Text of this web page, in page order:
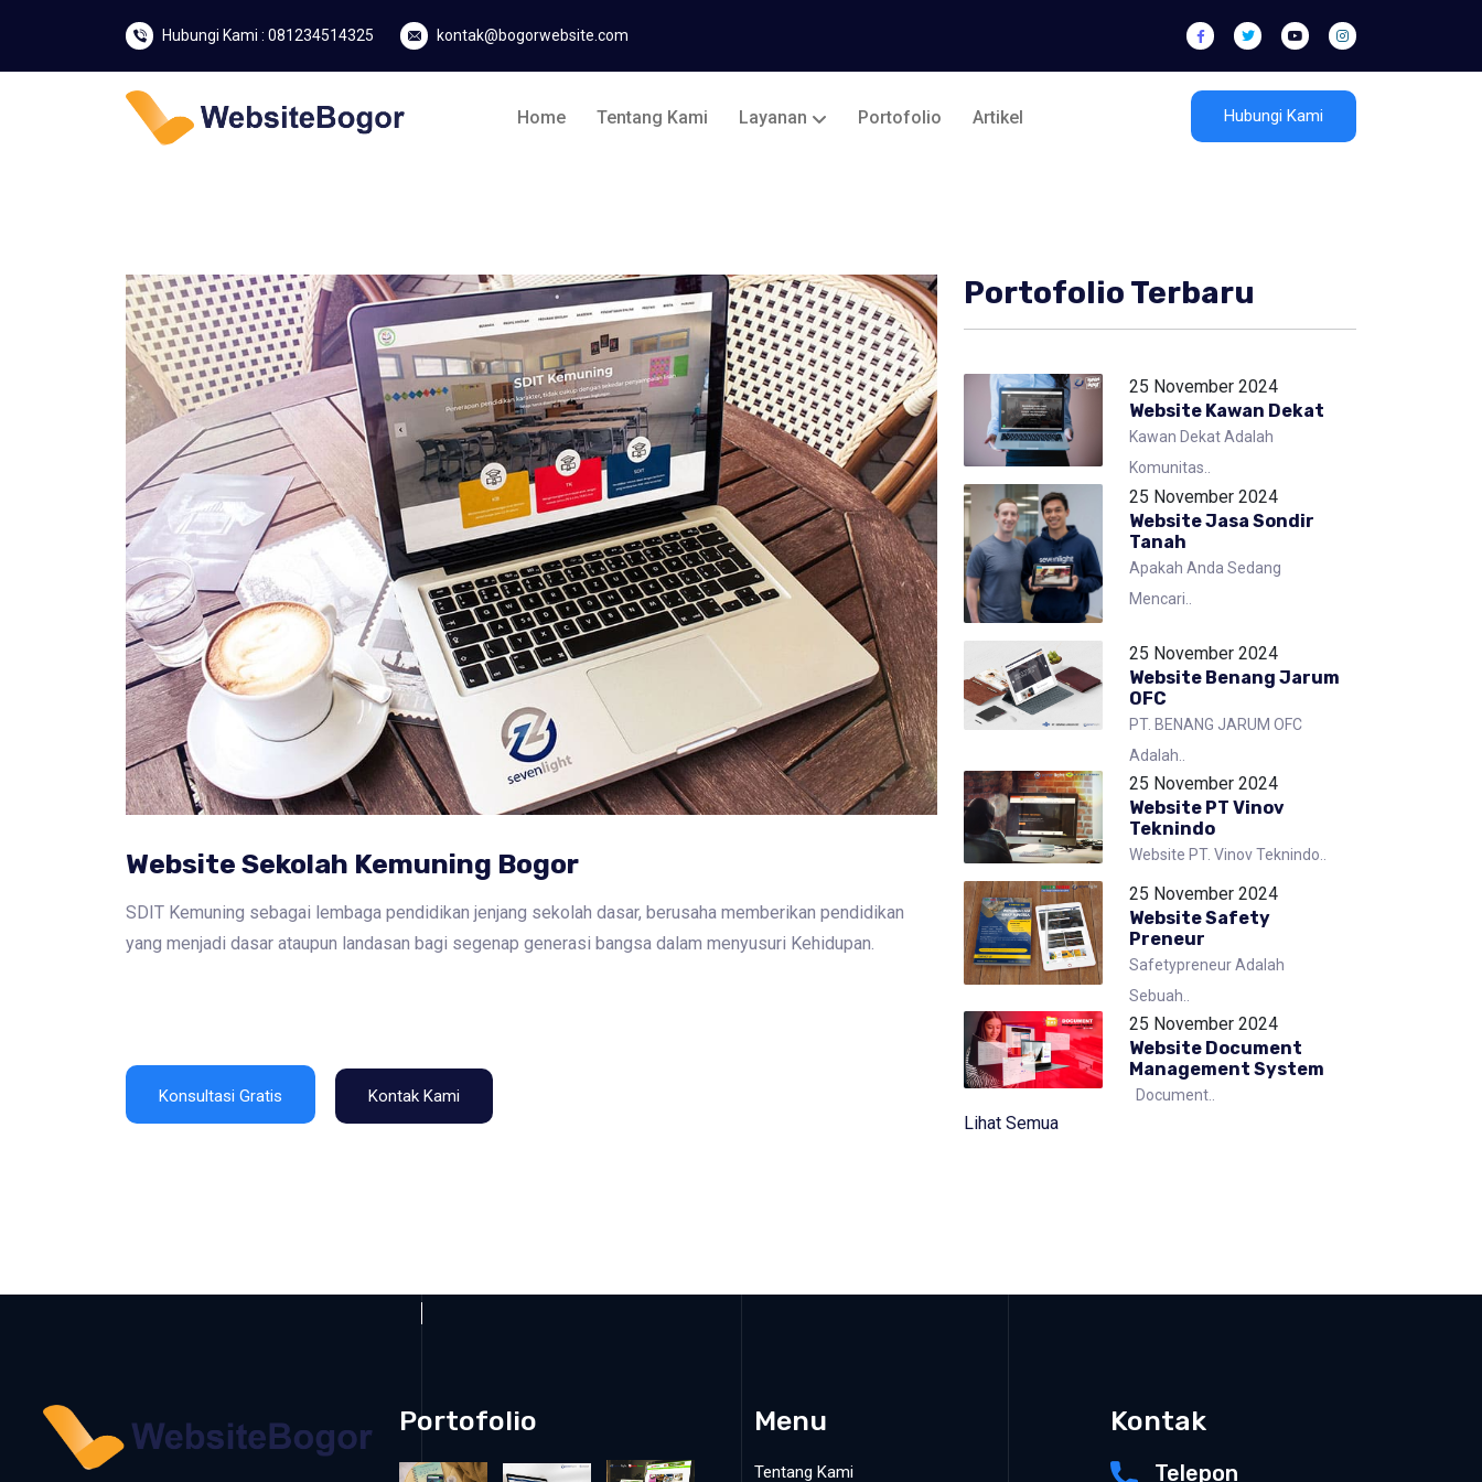
Hubungi Kami : 081234514325 kontak@bogorwebsite.com
Home Tentang Kami Layanan Portofolio Artikel Hubungi Kami
Website Sekolah Kemuning Bogor
SDIT Kemuning sebagai lembaga pendidikan jenjang sekolah dasar, berusaha memberikan pendidikan
yang menjadi dasar ataupun landasan bagi segenap generasi bangsa dalam menyusuri Kehidupan.
Konsultasi Gratis Kontak Kami
Portofolio Terbaru
25 November 2024
Website Kawan Dekat
Kawan Dekat Adalah
Komunitas..
25 November 2024
Website Jasa Sondir
Tanah
Apakah Anda Sedang
Mencari..
25 November 2024
Website Benang Jarum
OFC
PT. BENANG JARUM OFC
Adalah..
25 November 2024
Website PT Vinov
Teknindo
Website PT. Vinov Teknindo..
25 November 2024
Website Safety
Preneur
Safetypreneur Adalah
Sebuah..
25 November 2024
Website Document
Management System
Document..
Lihat Semua
Portofolio Menu
Tentang Kami
Kontak
Telepon